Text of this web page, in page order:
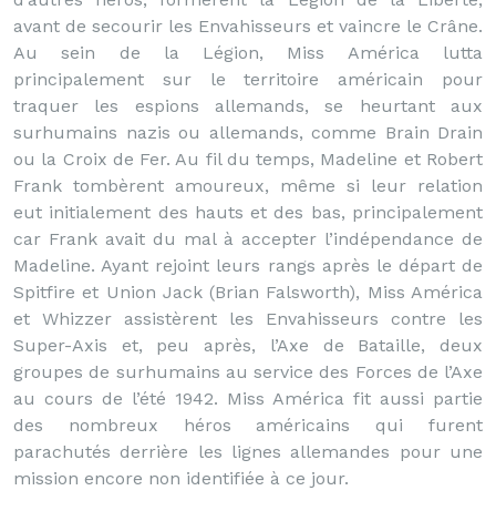
avant de secourir les Envahisseurs et vaincre le Crâne.
Au sein de la Légion, Miss América lutta
principalement sur le territoire américain pour
traquer les espions allemands, se heurtant aux
surhumains nazis ou allemands, comme Brain Drain
ou la Croix de Fer. Au fil du temps, Madeline et Robert
Frank tombèrent amoureux, même si leur relation
eut initialement des hauts et des bas, principalement
car Frank avait du mal à accepter l’indépendance de
Madeline. Ayant rejoint leurs rangs après le départ de
Spitfire et Union Jack (Brian Falsworth), Miss América
et Whizzer assistèrent les Envahisseurs contre les
Super-Axis et, peu après, l’Axe de Bataille, deux
groupes de surhumains au service des Forces de l’Axe
au cours de l’été 1942. Miss América fit aussi partie
des nombreux héros américains qui furent
parachutés derrière les lignes allemandes pour une
mission encore non identifiée à ce jour.